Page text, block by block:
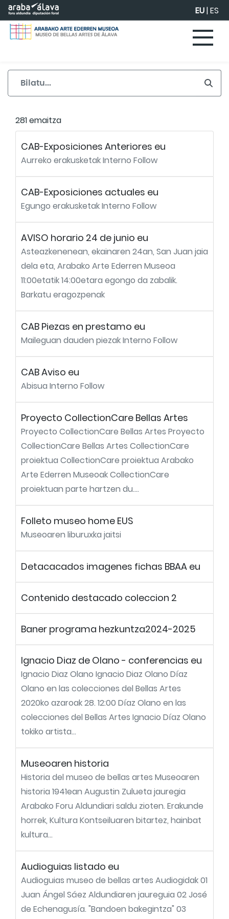
Eduki nagusira joan EU|ES
281 emaitza
CAB-Exposiciones Anteriores eu
Aurreko erakusketak Interno Follow
CAB-Exposiciones actuales eu
Egungo erakusketak Interno Follow
AVISO horario 24 de junio eu
Asteazkenenean, ekainaren 24an, San Juan jaia
dela eta, Arabako Arte Ederren Museoa
11:00etatik 14:00etara egongo da zabalik.
Barkatu eragozpenak
CAB Piezas en prestamo eu
Maileguan dauden piezak Interno Follow
CAB Aviso eu
Abisua Interno Follow
Proyecto CollectionCare Bellas Artes
Proyecto CollectionCare Bellas Artes Proyecto
CollectionCare Bellas Artes CollectionCare
proiektua CollectionCare proiektua Arabako
Arte Ederren Museoak CollectionCare
proiektuan parte hartzen du....
Folleto museo home EUS
Museoaren liburuxka jaitsi
Detacacados imagenes fichas BBAA eu
Contenido destacado coleccion 2
Baner programa hezkuntza2024-2025
Ignacio Diaz de Olano - conferencias eu
Ignacio Diaz Olano Ignacio Diaz Olano Díaz
Olano en las colecciones del Bellas Artes
2020ko azaroak 28. 12:00 Díaz Olano en las
colecciones del Bellas Artes Ignacio Díaz Olano
tokiko artista...
Museoaren historia
Historia del museo de bellas artes Museoaren
historia 1941ean Augustin Zulueta jauregia
Arabako Foru Aldundiari saldu zioten. Erakunde
horrek, Kultura Kontseiluaren bitartez, hainbat
kultura...
Audioguias listado eu
Audioguias museo de bellas artes Audiogidak 01
Juan Ángel Sáez Aldundiaren jaureguia 02 José
de Echenagusía. "Bandoen bakegintza" 03